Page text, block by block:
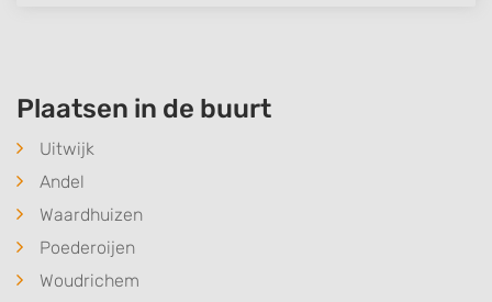
Plaatsen in de buurt
Uitwijk
Andel
Waardhuizen
Poederoijen
Woudrichem